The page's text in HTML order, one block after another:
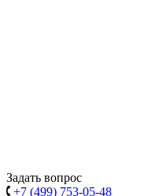
Задать вопрос
+7 (499) 753-05-48